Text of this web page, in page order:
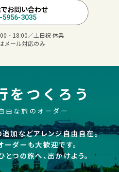
お問い合わせ
5956-3035
／土日祝 休業
メール対応のみ
をつくろう
由な旅のオーダー
加などアレンジ自由自在。
ダーも大歓迎です。
つの旅へ、出かけよう。